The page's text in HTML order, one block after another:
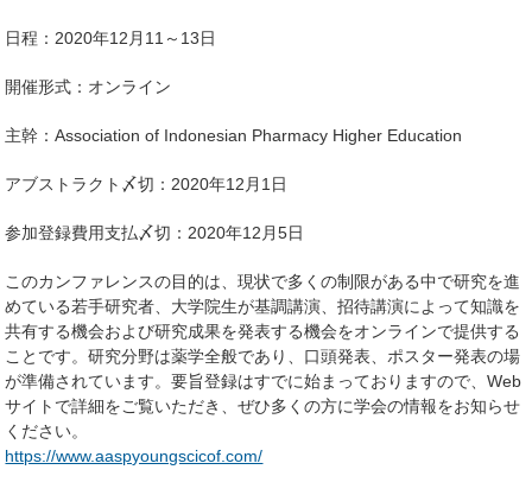
日程：2020年12月11～13日
開催形式：オンライン
主幹：Association of Indonesian Pharmacy Higher Education
アブストラクト〆切：2020年12月1日
参加登録費用支払〆切：2020年12月5日
このカンファレンスの目的は、現状で多くの制限がある中で研究を進
めている若手研究者、大学院生が基調講演、招待講演によって知識を
共有する機会および研究成果を発表する機会をオンラインで提供する
ことです。研究分野は薬学全般であり、口頭発表、ポスター発表の場
が準備されています。要旨登録はすでに始まっておりますので、Web
サイトで詳細をご覧いただき、ぜひ多くの方に学会の情報をお知らせ
ください。
https://www.aaspyoungscicof.com/